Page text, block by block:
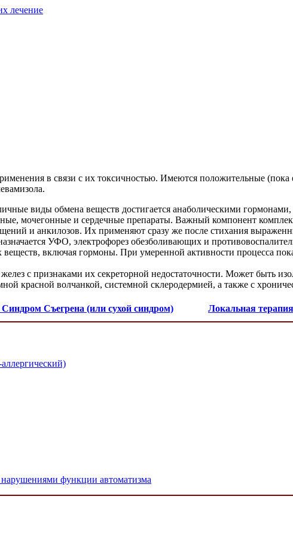
лечение
в связи с их токсичностью. Имеются положительные
виды обмена веществ достигается анаболическими
мочегонные и сердечные препараты. Важный компонент
и анкилозов. Их применяют сразу же после стихания
УФО, электрофорез обезболивающих и
включая гормоны. При умеренной активности процесса
с признаками их секреторной недостаточности. Может быть
красной волчанкой, системной склеродермией, а также с
Синдром Съегрена (или сухой синдром) Локальная терапия
функции автоматизма